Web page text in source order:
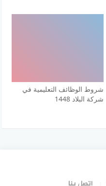
شروط الوظائف التعليمية في
شركة البلاد 1448
اتصل بنا